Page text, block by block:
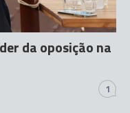
da oposição na
1